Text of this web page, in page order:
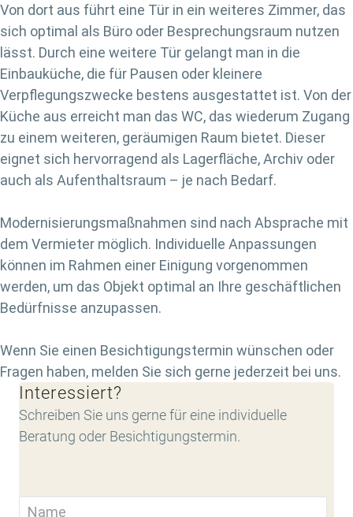
Von dort aus führt eine Tür in ein weiteres Zimmer, das
sich optimal als Büro oder Besprechungsraum nutzen
lässt. Durch eine weitere Tür gelangt man in die
Einbauküche, die für Pausen oder kleinere
Verpflegungszwecke bestens ausgestattet ist. Von der
Küche aus erreicht man das WC, das wiederum Zugang
zu einem weiteren, geräumigen Raum bietet. Dieser
eignet sich hervorragend als Lagerfläche, Archiv oder
auch als Aufenthaltsraum – je nach Bedarf.
Modernisierungsmaßnahmen sind nach Absprache mit
dem Vermieter möglich. Individuelle Anpassungen
können im Rahmen einer Einigung vorgenommen
werden, um das Objekt optimal an Ihre geschäftlichen
Bedürfnisse anzupassen.
Wenn Sie einen Besichtigungstermin wünschen oder
Fragen haben, melden Sie sich gerne jederzeit bei uns.
Interessiert?
Schreiben Sie uns gerne für eine individuelle
Beratung oder Besichtigungstermin.